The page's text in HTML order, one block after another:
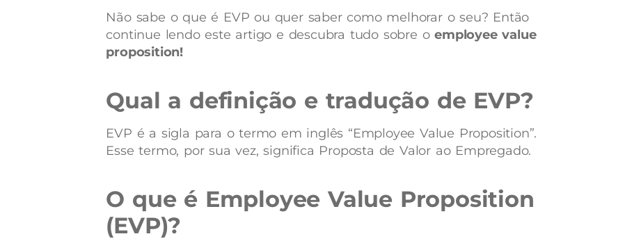
Não sabe o que é EVP ou quer saber como melhorar o seu? Então
continue lendo este artigo e descubra tudo sobre oemployee value
proposition!
Qual a definição e tradução de EVP?
EVP é a sigla para o termo em inglês “Employee Value Proposition”.
Esse termo, por sua vez, significa Proposta de Valor ao Empregado.
O que é Employee Value Proposition
(EVP)?